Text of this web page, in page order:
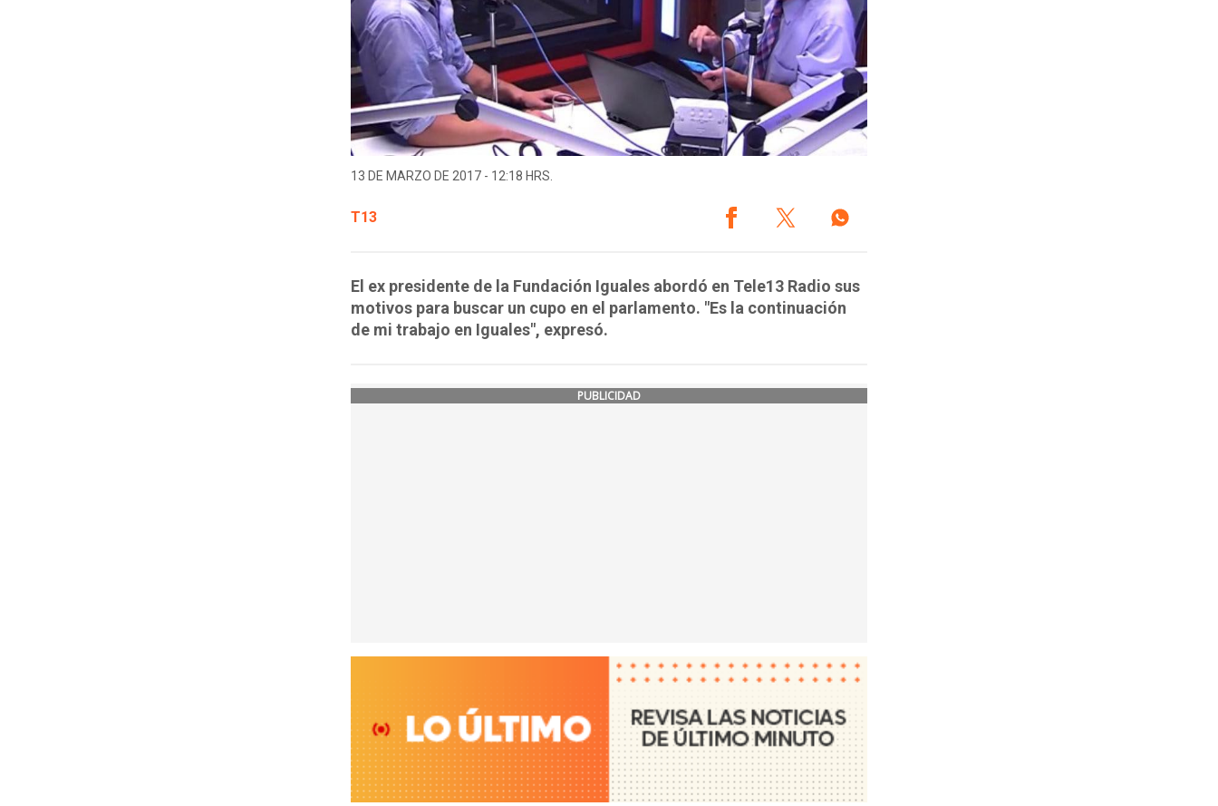
13 DE MARZO DE 2017 - 12:18 HRS.
T13
El ex presidente de la Fundación Iguales abordó en Tele13 Radio sus
motivos para buscar un cupo en el parlamento. "Es la continuación
de mi trabajo en Iguales", expresó.
PUBLICIDAD